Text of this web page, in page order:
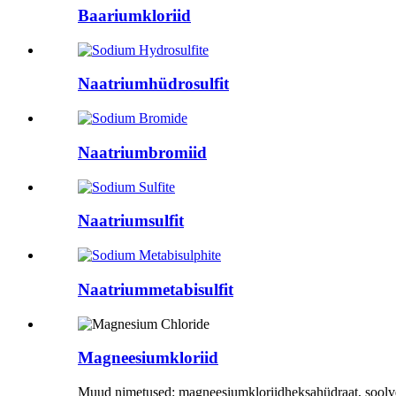
Baariumkloriid
Naatriumhüdrosulfit
Naatriumbromiid
Naatriumsulfit
Naatriummetabisulfit
Magneesiumkloriid
Muud nimetused: magneesiumkloriidheksahüdraat,